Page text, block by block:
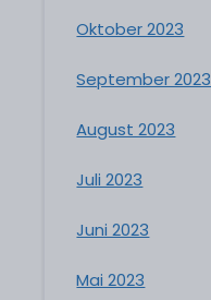
Oktober 2023
September 2023
August 2023
Juli 2023
Juni 2023
Mai 2023